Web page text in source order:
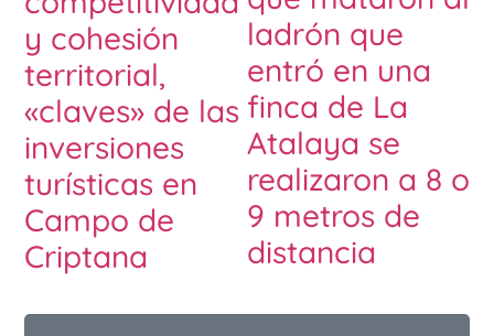
y cohesión
territorial,
«claves» de las
inversiones
turísticas en
Campo de
Criptana
ladrón que
entró en una
finca de La
Atalaya se
realizaron a 8 o
9 metros de
distancia